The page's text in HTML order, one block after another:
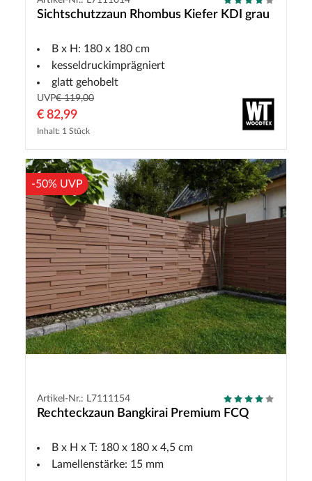
Sichtschutzzaun Rhombus Kiefer KDI grau
B x H: 180 x 180 cm
kesseldruckimprägniert
glatt gehobelt
UVP€ 119,00
€ 82,99
Inhalt: 1 Stück
-50% UVP
Artikel-Nr.: L7111154
Rechteckzaun Bangkirai Premium FCQ
B x H x T: 180 x 180 x 4,5 cm
Lamellenstärke: 15 mm